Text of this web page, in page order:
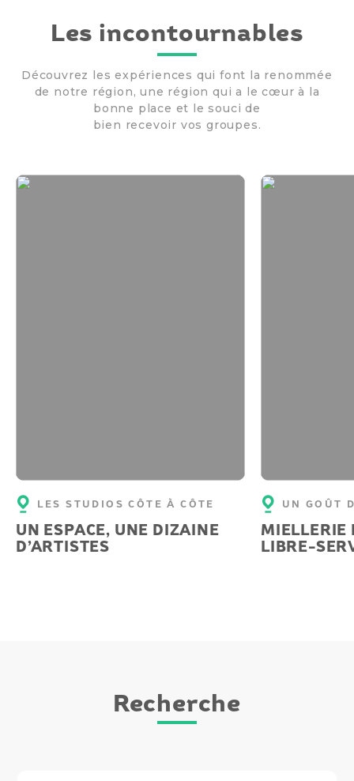
Les incontournables
Découvrez les expériences qui font la renommée
de notre région, une région qui a le cœur à la
bonne place et le souci de
bien recevoir vos groupes.
LES STUDIOS CÔTE À CÔTE
UN ESPACE, UNE DIZAINE
D’ARTISTES
UN GOÛT
MIELLERIE
LIBRE-
Recherche